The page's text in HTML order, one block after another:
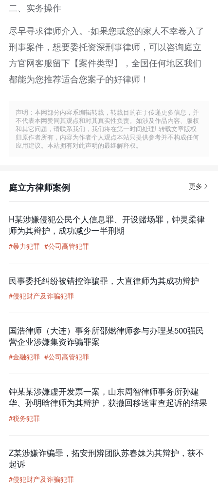
二、实务操作
尽早寻求律师介入。-如果您或您的家人不幸卷入了
刑事案件，想要委托资深刑事律师，可以咨询庭立
方官网客服留下【案件类型】，全国任何地区我们
都能为您推荐适合您案子的好律师！
声明：本网部分内容系编辑转载，转载目的在于传递更多信息，并
不代表本网赞同其观点和对其真实性负责。如涉及作品内容、版权
和其它问题，请联系我们，我们将在第一时间处理! 转载文章版权
归原作者所有，内容为作者个人观点本站只提供参考并不构成任何
应用建议。本站拥有对此声明的最终解释权。
庭立方律师案例 更多
H某涉嫌侵犯公民个人信息罪、开设赌场罪，钟灵柔律
师为其辩护，成功减少一半刑期
#暴力犯罪 #公司高管犯罪
民事委托纠纷被错控诈骗罪，大直律师为其成功辩护
#侵犯财产及诈骗犯罪
国浩律师（大连）事务所邵燃律师参与办理某500强民
营企业涉嫌集资诈骗罪案
#金融犯罪 #公司高管犯罪
钟某某涉嫌虚开发票一案，山东周智律师事务所孙建
华、孙明晗律师为其辩护，获撤回移送审查起诉的结果
#税务犯罪
Z某涉嫌诈骗罪，拓安刑辨团队苏春妹为其辩护，获不
起诉
#侵犯财产及诈骗犯罪